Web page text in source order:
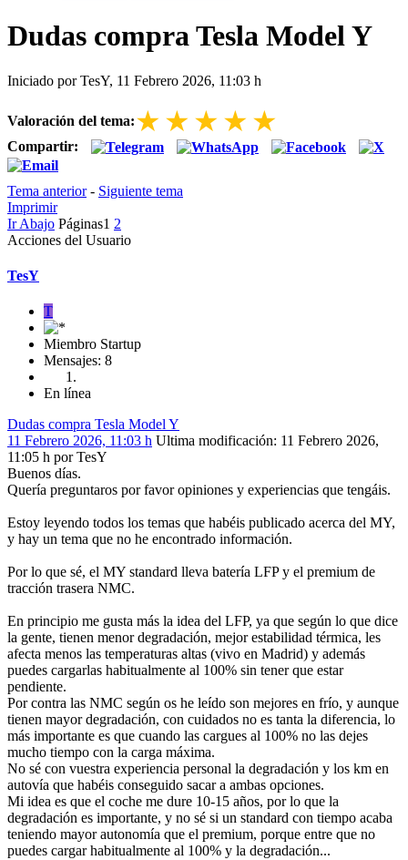
Dudas compra Tesla Model Y
Iniciado por TesY, 11 Febrero 2026, 11:03 h
Valoración del tema:★★★★★
Compartir:
Tema anterior- Siguiente tema
Imprimir
Ir Abajo Páginas1 2
Acciones del Usuario
TesY
T
Miembro Startup
Mensajes: 8
En línea
Dudas compra Tesla Model Y
11 Febrero 2026, 11:03 h Ultima modificación: 11 Febrero 2026,
11:05 h por TesY
Buenos días.
Quería preguntaros por favor opiniones y experiencias que tengáis.
Estoy leyendo todos los temas que habéis publicado acerca del MY,
y hay un tema que no he encontrado información.
Por lo que sé, el MY standard lleva batería LFP y el premium de
tracción trasera NMC.
En principio me gusta más la idea del LFP, ya que según lo que dice
la gente, tienen menor degradación, mejor estabilidad térmica, les
afecta menos las temperaturas altas (vivo en Madrid) y además
puedes cargarlas habitualmente al 100% sin tener que estar
pendiente.
Por contra las NMC según os he leído son mejores en frío, y aunque
tienen mayor degradación, con cuidados no es tanta la diferencia, lo
más importante es que cuando las cargues al 100% no las dejes
mucho tiempo con la carga máxima.
No sé con vuestra experiencia personal la degradación y los km en
autovía que habéis conseguido sacar a ambas opciones.
Mi idea es que el coche me dure 10-15 años, por lo que la
degradación es importante, y no sé si un standard con tiempo acaba
teniendo mayor autonomía que el premium, porque entre que no
puedes cargar habitualmente al 100% y la degradación...